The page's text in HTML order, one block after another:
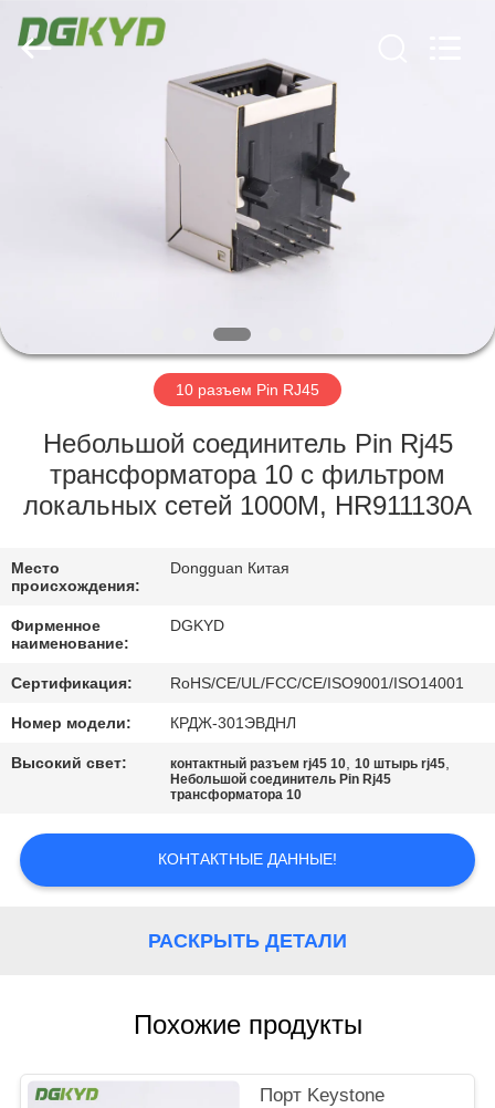
ШОУ
НАС
ПУТЕШЕСТВИЕ
ПРОВЕРКА
КАЧЕСТВА
СВЯЖИТЕСЬ
МЫ
УЕДИНЕНИЯ
Keyouda
Electronic
Technology
Co.,ltd.
10 разъем Pin RJ45
Небольшой соединитель Pin Rj45
трансформатора 10 с фильтром
локальных сетей 1000M, HR911130A
Место
происхождения:
Dongguan Китая
Фирменное
наименование:
DGKYD
Сертификация: RoHS/CE/UL/FCC/CE/ISO9001/ISO14001
Номер модели: КРДЖ-301ЭВДНЛ
Высокий свет: контактный разъем rj45 10,10 штырь rj45,
Небольшой соединитель Pin Rj45
трансформатора 10
КОНТАКТНЫЕ ДАННЫЕ!
РАСКРЫТЬ ДЕТАЛИ
Похожие продукты
Порт Keystone